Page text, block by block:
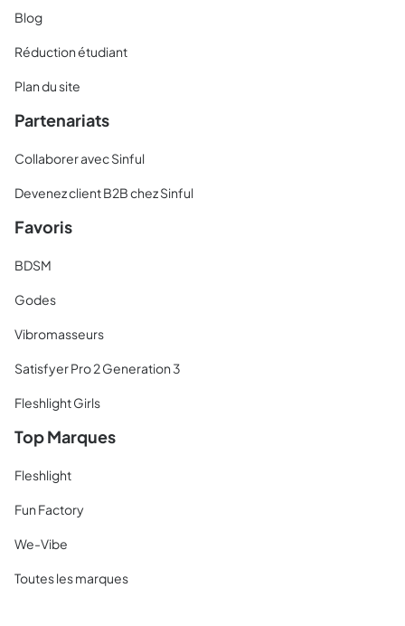
Blog
Réduction étudiant
Plan du site
Partenariats
Collaborer avec Sinful
Devenez client B2B chez Sinful
Favoris
BDSM
Godes
Vibromasseurs
Satisfyer Pro 2 Generation 3
Fleshlight Girls
Top Marques
Fleshlight
Fun Factory
We-Vibe
Toutes les marques